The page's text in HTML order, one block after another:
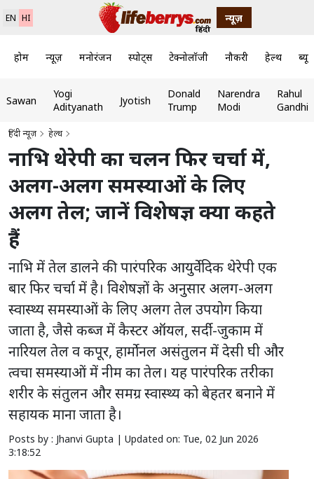
EN HI न्यूज़
होम न्यूज़ मनोरंजन स्पोर्ट्स टेक्नोलॉजी नौकरी हेल्थ
Sawan
Yogi
Adityanath
Jyotish
Donald
Trump
Narendra
Modi
Rahul
Gandhi
हिंदी न्यूज़ हेल्थ
नाभि थेरेपी का चलन फिर चर्चा में,
अलग-अलग समस्याओं के लिए
अलग तेल; जानें विशेषज्ञ क्या कहते
हैं
नाभि में तेल डालने की पारंपरिक आयुर्वेदिक थेरेपी एक
बार फिर चर्चा में है। विशेषज्ञों के अनुसार अलग-अलग
स्वास्थ्य समस्याओं के लिए अलग तेल उपयोग किया
जाता है, जैसे कब्ज में कैस्टर ऑयल, सर्दी-जुकाम में
नारियल तेल व कपूर, हार्मोनल असंतुलन में देसी घी और
त्वचा समस्याओं में नीम का तेल। यह पारंपरिक तरीका
शरीर के संतुलन और समग्र स्वास्थ्य को बेहतर बनाने में
सहायक माना जाता है।
Posts by : Jhanvi Gupta | Updated on: Tue, 02 Jun 2026
3:18:52